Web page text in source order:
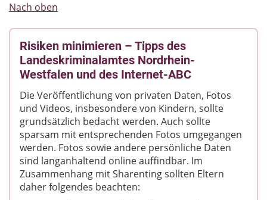
Nach oben
Risiken minimieren – Tipps des
Landeskriminalamtes Nordrhein-
Westfalen und des Internet-ABC
Die Veröffentlichung von privaten Daten, Fotos
und Videos, insbesondere von Kindern, sollte
grundsätzlich bedacht werden. Auch sollte
sparsam mit entsprechenden Fotos umgegangen
werden. Fotos sowie andere persönliche Daten
sind langanhaltend online auffindbar. Im
Zusammenhang mit Sharenting sollten Eltern
daher folgendes beachten: